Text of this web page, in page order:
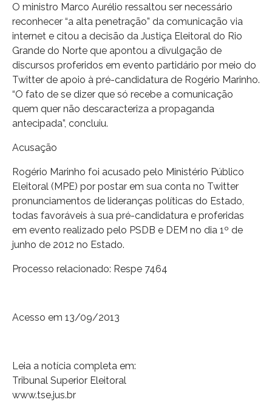
O ministro Marco Aurélio ressaltou ser necessário
reconhecer “a alta penetração” da comunicação via
internet e citou a decisão da Justiça Eleitoral do Rio
Grande do Norte que apontou a divulgação de
discursos proferidos em evento partidário por meio do
Twitter de apoio à pré-candidatura de Rogério Marinho.
“O fato de se dizer que só recebe a comunicação
quem quer não descaracteriza a propaganda
antecipada”, concluiu.
Acusação
Rogério Marinho foi acusado pelo Ministério Público
Eleitoral (MPE) por postar em sua conta no Twitter
pronunciamentos de lideranças políticas do Estado,
todas favoráveis à sua pré-candidatura e proferidas
em evento realizado pelo PSDB e DEM no dia 1º de
junho de 2012 no Estado.
Processo relacionado: Respe 7464
Acesso em 13/09/2013
Leia a notícia completa em:
Tribunal Superior Eleitoral
www.tse.jus.br